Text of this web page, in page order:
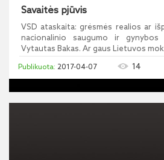
Savaitės pjūvis
VSD ataskaita: grėsmės realios ar
nacionalinio saugumo ir gynybos
Vytautas Bakas. Ar gaus Lietuvos
2017-04-07 14